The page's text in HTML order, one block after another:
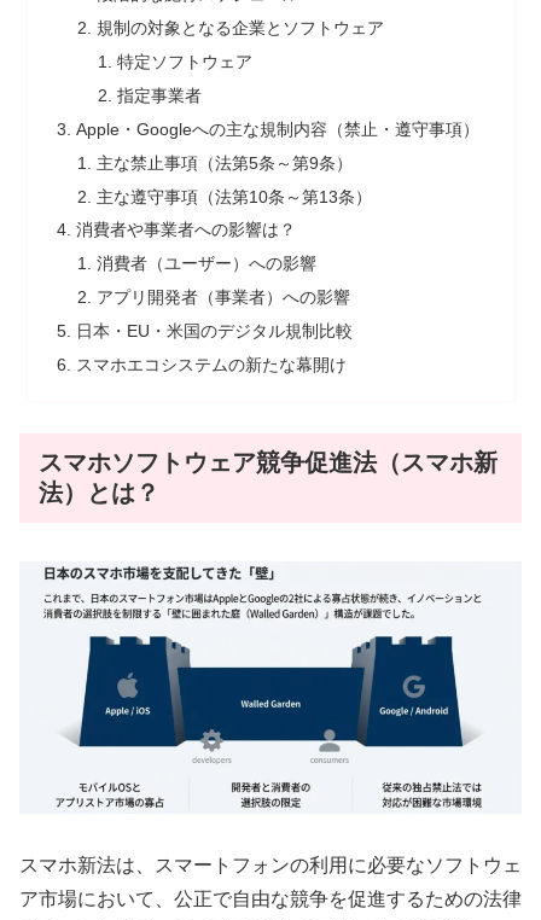
規制の対象となる企業とソフトウェア
特定ソフトウェア
指定事業者
Apple・Googleへの主な規制内容（禁止・遵守事項）
主な禁止事項（法第5条～第9条）
主な遵守事項（法第10条～第13条）
消費者や事業者への影響は？
消費者（ユーザー）への影響
アプリ開発者（事業者）への影響
日本・EU・米国のデジタル規制比較
スマホエコシステムの新たな幕開け
スマホソフトウェア競争促進法（スマホ新
法）とは？
スマホ新法は、スマートフォンの利用に必要なソフトウェ
ア市場において、公正で自由な競争を促進するための法律